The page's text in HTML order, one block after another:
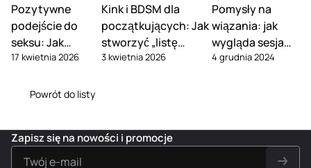
Pozytywne
podejście do
seksu: Jak
przestać
swoje fantazje
17 kwietnia 2026
Kink i BDSM dla
początkujących: Jak
stworzyć „listę
zgody” i omówić
3 kwietnia 2026
Pomysły na
wiązania: jak
wygląda sesja
BDSM z
4 grudnia 2024
Powrót do listy
Zapisz się na nowości i promocje